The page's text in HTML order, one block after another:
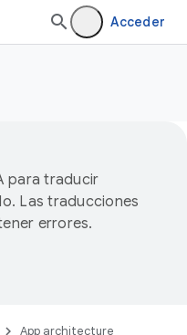
Acceder
para traducir
Las traducciones
errores.
App architecture